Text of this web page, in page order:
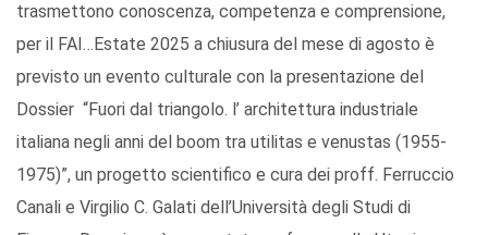
trasmettono conoscenza, competenza e comprensione,
per il FAI…Estate 2025 a chiusura del mese di agosto è
previsto un evento culturale con la presentazione del
Dossier “Fuori dal triangolo. l’ architettura industriale
italiana negli anni del boom tra utilitas e venustas (1955-
1975)”, un progetto scientifico e cura dei proff. Ferruccio
Canali e Virgilio C. Galati dell’Università degli Studi di